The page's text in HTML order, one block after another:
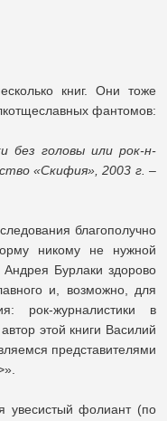
книг. Они тоже
фантомов:
без головы или рок-н-
«Скифия», 2003 г. –
благополучно
никому не нужной
Андрея Бурлаки здорово
и, возможно, для
рок-журналистики в
этой книги Василий
представителями
увесистый фолиант (по